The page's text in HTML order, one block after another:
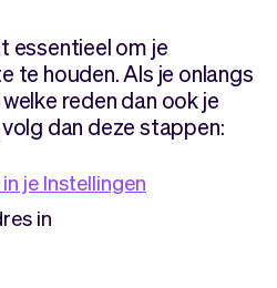
Software voor
afspraken
Hulp
Analytics
Bedrijf
Belasting
essentieel om je
houden. Als je onlangs
reden dan ook je
dan deze stappen:
je Instellingen
in